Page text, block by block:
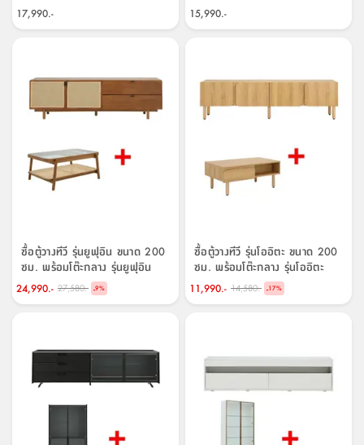
17,990.- 15,990.-
ซื้อตู้วางทีวี รุ่นยูฟุอิน ขนาด 200
ซม. พร้อมโต๊ะกลาง รุ่นยูฟุอิน
ราคาพิเศษ!
24,990.- 27,580.- -9%
ซื้อตู้วางทีวี รุ่นโออิตะ ขนาด 200
ซม. พร้อมโต๊ะกลาง รุ่นโออิตะ
ขนาด 100 ซม. ราคาพิเศษ!
11,990.- 14,580.- -17%